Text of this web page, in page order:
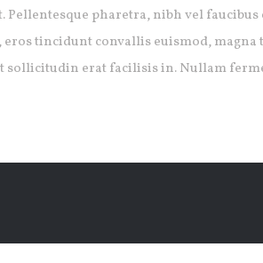
pharetra, nibh vel
tincidunt convallis euismod, magna
sollicitudin erat facilisis in. Nullam